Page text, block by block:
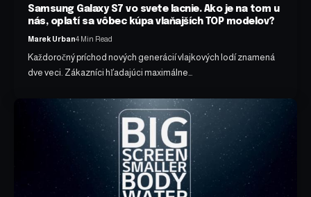
Samsung Galaxy S7 vo svete lacnie. Ako je na tom u
nás, oplatí sa vôbec kúpa vlaňajších TOP modelov?
Marek Urban4 Min Read
Každoročný príchod nových generácií vlajkových lodí znamená
dve veci. Zákazníci hľadajúci maximálne…